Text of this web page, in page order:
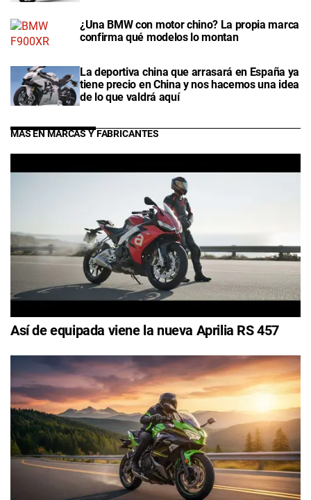
¿Una BMW con motor chino? La propia marca
confirma qué modelos lo montan
La deportiva china que arrasará en España ya
tiene precio en China y nos hacemos una idea
de lo que valdrá aquí
MÁS EN MARCAS Y FABRICANTES
Así de equipada viene la nueva Aprilia RS 457